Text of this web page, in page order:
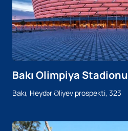
Bakı Olimpiya Stadionu
Bakı, Heydər Əliyev prospekti, 323